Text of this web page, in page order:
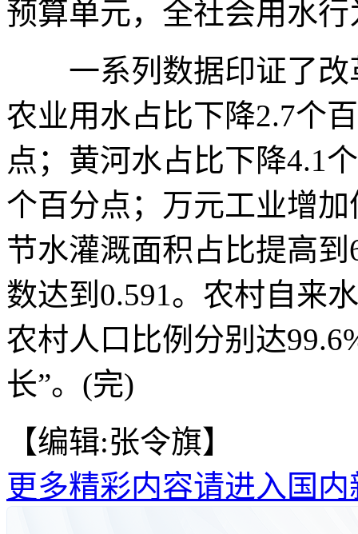
预算单元，全社会用水
一系列数据印证了改
农业用水占比下降2.7个
点；黄河水占比下降4.1
个百分点；万元工业增
节水灌溉面积占比提高
数达到0.591。农村自来
农村人口比例分别达
长”。(完)
【编辑:张令旗】
更多精彩内容请进入国内